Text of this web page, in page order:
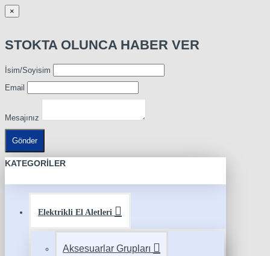
×
STOKTA OLUNCA HABER VER
İsim/Soyisim
Email
Mesajınız
Gönder
KATEGORILER
Elektrikli El Aletleri
Aksesuarlar Grupları